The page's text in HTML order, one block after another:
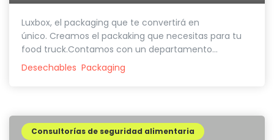
Luxbox, el packaging que te convertirá en
único. Creamos el packaking que necesitas para tu
food truck.Contamos con un departamento...
Desechables Packaging
Consultorías de seguridad alimentaria